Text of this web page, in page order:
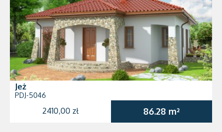
Jeż
PDJ-5046
2410,00 zł 86.28 m²